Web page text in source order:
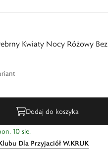
Kwiaty Nocy Różowy Bez
Dodaj do koszyka
10 sie.
Dla Przyjaciół W.KRUK